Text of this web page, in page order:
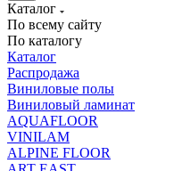
Каталог
По всему сайту
По каталогу
Каталог
Распродажа
Виниловые полы
Виниловый ламинат
AQUAFLOOR
VINILAM
ALPINE FLOOR